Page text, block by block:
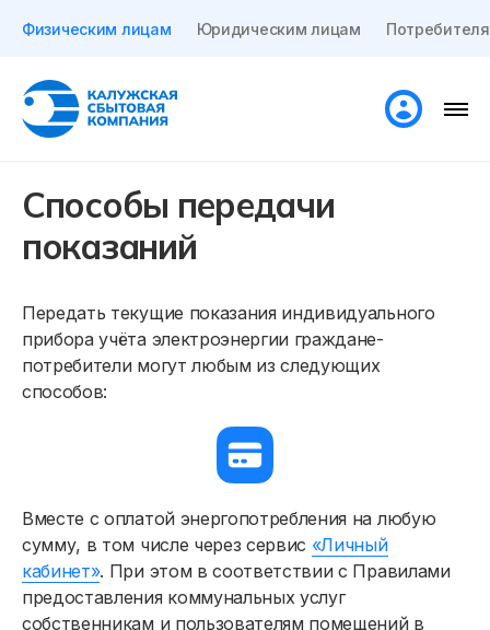
Физическим лицам Юридическим лицам
Способы передачи
показаний
Передать текущие показания индивидуального
прибора учёта электроэнергии граждане-
потребители могут любым из следующих
способов:
Вместе с оплатой энергопотребления на любую
сумму, в том числе через сервис «Личный
кабинет». При этом в соответствии с Правилами
предоставления коммунальных услуг
собственникам и пользователям помещений в